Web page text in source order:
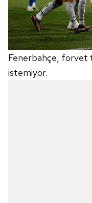
Fenerbahçe, forvet
istemiyor.